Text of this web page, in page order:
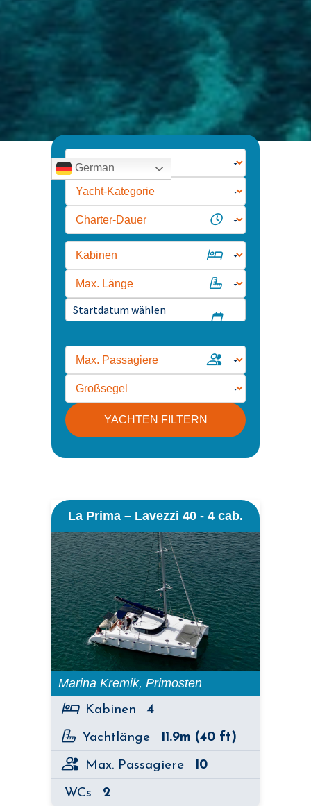
German
YACHTEN FILTERN
La Prima – Lavezzi 40 - 4 cab.
Marina Kremik, Primosten
Kabinen 4
Yachtlänge 11.9m (40 ft)
Max. Passagiere 10
WCs 2